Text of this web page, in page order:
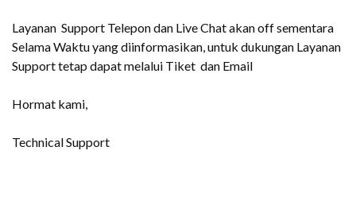
Layanan Support Telepon dan Live Chat akan off sementara
Selama Waktu yang diinformasikan, untuk dukungan Layanan
Support tetap dapat melalui Tiket dan Email
Hormat kami,
Technical Support